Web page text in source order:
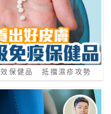
保健品 抵擋濕疹攻勢